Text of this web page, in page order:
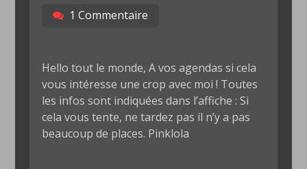
1 Commentaire
Hello tout le monde, A vos agendas si cela
vous intéresse une crop avec moi ! Toutes
les infos sont indiquées dans l’affiche : Si
cela vous tente, ne tardez pas il n’y a pas
beaucoup de places. Pinklola